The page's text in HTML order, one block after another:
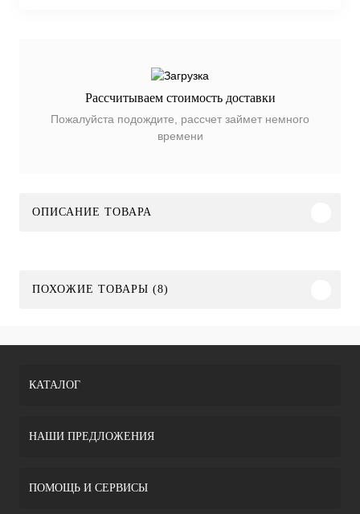
Рассчитываем стоимость доставки
Пожалуйста подождите, рассчет займет немного
времени
ОПИСАНИЕ ТОВАРА
ПОХОЖИЕ ТОВАРЫ (8)
КАТАЛОГ
НАШИ ПРЕДЛОЖЕНИЯ
ПОМОЩЬ И СЕРВИСЫ